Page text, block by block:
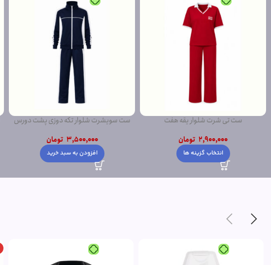
ست تی شرت شلوار یقه هفت
2,900,000 تومان
انتخاب گزینه ها
ست سویشرت شلوار تکه دوزی پشت دورس
3,500,000 تومان
افزودن به سبد خرید